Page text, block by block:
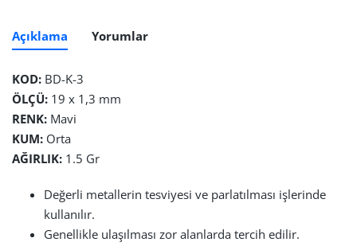
Açıklama Yorumlar
KOD: BD-K-3
ÖLÇÜ: 19 x 1,3 mm
RENK: Mavi
KUM: Orta
AĞIRLIK: 1.5 Gr
Değerli metallerin tesviyesi ve parlatılması işlerinde
kullanılır.
Genellikle ulaşılması zor alanlarda tercih edilir.